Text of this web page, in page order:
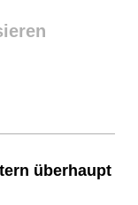
überhaupt